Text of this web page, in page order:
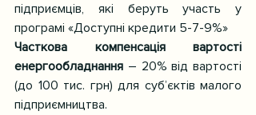
підприємців, які беруть участь у
програмі «Доступні кредити 5-7-9%»
Часткова компенсація вартості
енергообладнання – 20% від вартості
(до 100 тис. грн) для суб’єктів малого
підприємництва.